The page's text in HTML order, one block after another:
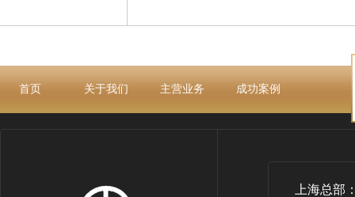
首页 关于我们 主营业务 成功案例
上海总部